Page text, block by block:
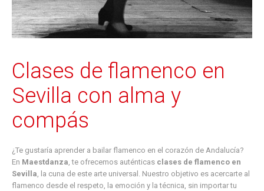
Clases de flamenco en
Sevilla con alma y
compás
¿Te gustaría aprender a bailar flamenco en el corazón de Andalucía?
En Maestdanza, te ofrecemos auténticas clases de flamenco en
Sevilla, la cuna de este arte universal. Nuestro objetivo es acercarte al
flamenco desde el respeto, la emoción y la técnica, sin importar tu